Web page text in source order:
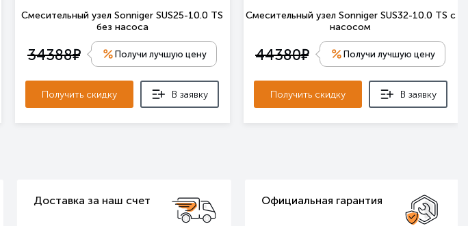
Смесительный узел Sonniger SUS25-10.0 TS
без насоса
34388е Получи лучшую цену
Получить скидку В заявку
Смесительный узел Sonniger SUS32-10.0 TS с
насосом
44380е Получи лучшую цену
Получить скидку В заявку
Доставка за наш счет Официальная гарантия